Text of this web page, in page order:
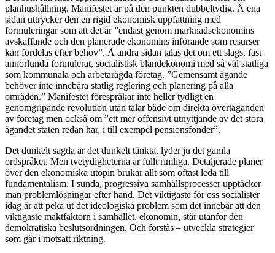
planhushållning. Manifestet är på den punkten dubbeltydig. Å ena
sidan uttrycker den en rigid ekonomisk uppfattning med
formuleringar som att det är ”endast genom marknadsekonomins
avskaffande och den planerade ekonomins införande som resurser
kan fördelas efter behov”. Å andra sidan talas det om ett slags, fast
annorlunda formulerat, socialistisk blandekonomi med så väl statliga
som kommunala och arbetarägda företag. ”Gemensamt ägande
behöver inte innebära statlig reglering och planering på alla
områden.” Manifestet förespråkar inte heller tydligt en
genomgripande revolution utan talar både om direkta övertaganden
av företag men också om ”ett mer offensivt utnyttjande av det stora
ägandet staten redan har, i till exempel pensionsfonder”.
Det dunkelt sagda är det dunkelt tänkta, lyder ju det gamla
ordspråket. Men tvetydigheterna är fullt rimliga. Detaljerade planer
över den ekonomiska utopin brukar allt som oftast leda till
fundamentalism. I sunda, progressiva samhällsprocesser upptäcker
man problemlösningar efter hand. Det viktigaste för oss socialister
idag är att peka ut det ideologiska problem som det innebär att den
viktigaste maktfaktorn i samhället, ekonomin, står utanför den
demokratiska beslutsordningen. Och förstås – utveckla strategier
som går i motsatt riktning.